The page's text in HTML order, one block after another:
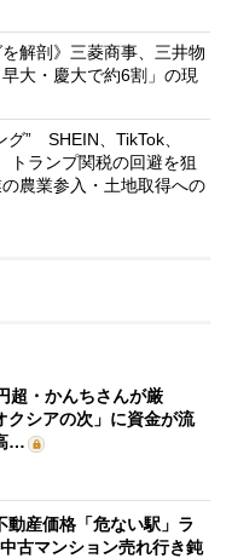
解剖》三菱商事、三井物
大・慶大で約6割」の現
グ” SHEIN、TikTok、
ランプ関税の回避を狙
農業参入・土地取得への
超・かんちさんが厳
クシアの次」に資金が流
…
動産価格「危ない駅」ラ
古マンション売れ行き鈍